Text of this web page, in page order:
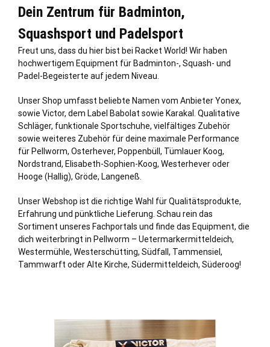
Dein Zentrum für Badminton,
Squashsport und Padelsport
Freut uns, dass du hier bist bei Racket World! Wir haben
hochwertigem Equipment für Badminton-, Squash- und
Padel-Begeisterte auf jedem Niveau.
Unser Shop umfasst beliebte Namen vom Anbieter Yonex,
sowie Victor, dem Label Babolat sowie Karakal. Qualitative
Schläger, funktionale Sportschuhe, vielfältiges Zubehör
sowie weiteres Zubehör für deine maximale Performance
für Pellworm, Osterhever, Poppenbüll , Tümlauer Koog,
Nordstrand, Elisabeth-Sophien-Koog, Westerheveroder
Hooge (Hallig), Gröde, Langeneß.
Unser Webshop ist die richtige Wahl für Qualitätsprodukte,
Erfahrung und pünktliche Lieferung. Schau rein das
Sortiment unseres Fachportals und finde das Equipment, die
dich weiterbringt in Pellworm – Uetermarkermitteldeich,
Westermühle, Westerschütting, Südfall, Tammensiel,
Tammwarft oder Alte Kirche, Südermitteldeich, Süderoog!